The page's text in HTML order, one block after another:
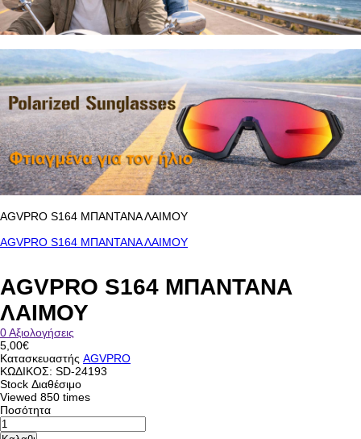
AGVPRO S164 ΜΠΑΝΤΑΝΑ ΛΑΙΜΟΥ
AGVPRO S164 ΜΠΑΝΤΑΝΑ ΛΑΙΜΟΥ
AGVPRO S164 ΜΠΑΝΤΑΝΑ
ΛΑΙΜΟΥ
0 Αξιολογήσεις
5,00€
Κατασκευαστής AGVPRO
ΚΩΔΙΚΟΣ: SD-24193
Stock Διαθέσιμο
Viewed 850 times
Ποσότητα